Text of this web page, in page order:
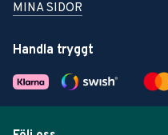
MINA SIDOR
Handla tryggt